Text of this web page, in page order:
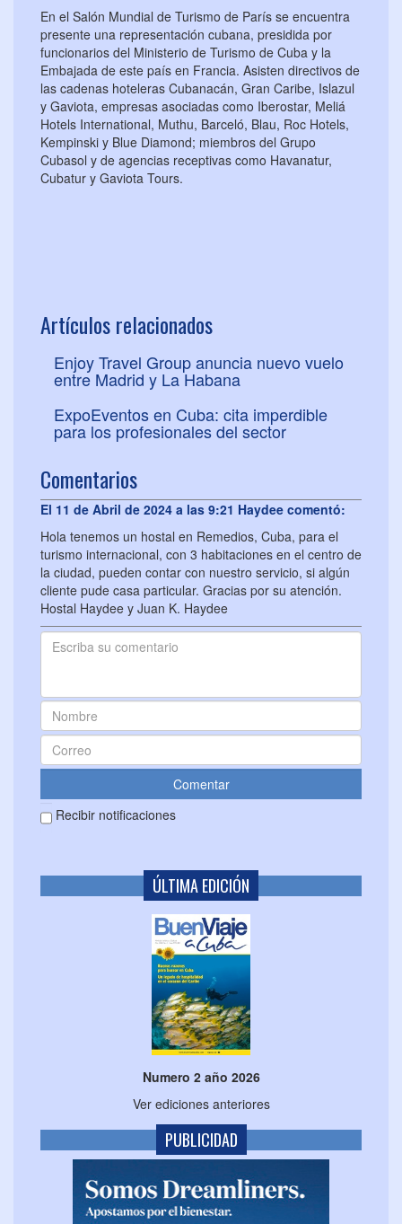
En el Salón Mundial de Turismo de París se encuentra
presente una representación cubana, presidida por
funcionarios del Ministerio de Turismo de Cuba y la
Embajada de este país en Francia. Asisten directivos de
las cadenas hoteleras Cubanacán, Gran Caribe, Islazul
y Gaviota, empresas asociadas como Iberostar, Meliá
Hotels International, Muthu, Barceló, Blau, Roc Hotels,
Kempinski y Blue Diamond; miembros del Grupo
Cubasol y de agencias receptivas como Havanatur,
Cubatur y Gaviota Tours.
Artículos relacionados
Enjoy Travel Group anuncia nuevo vuelo
entre Madrid y La Habana
ExpoEventos en Cuba: cita imperdible
para los profesionales del sector
Comentarios
El 11 de Abril de 2024 a las 9:21 Haydee comentó:
Hola tenemos un hostal en Remedios, Cuba, para el
turismo internacional, con 3 habitaciones en el centro de
la ciudad, pueden contar con nuestro servicio, si algún
cliente pude casa particular. Gracias por su atención.
Hostal Haydee y Juan K. Haydee
Recibir notificaciones
ÚLTIMA EDICIÓN
Numero 2 año 2026
Ver ediciones anteriores
PUBLICIDAD